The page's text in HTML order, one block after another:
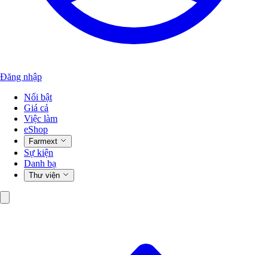
Đăng nhập
Nổi bật
Giá cả
Việc làm
eShop
Farmext
Sự kiện
Danh bạ
Thư viện